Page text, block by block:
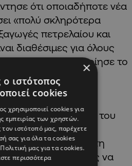
ότι οποιαδήποτε νέα
«πολύ σκληρότερα
πετρελαίου και
διαθέσιμες για όλους
προειδοποίησε το
έντονη
γραμματέας του
δήλωσε «βαθιά
ένταση στη
τις δύο πλευρές να
×
ο ιστότοπος
cookies
χρησιμοποιεί cookies για
εμπειρίας των χρηστών.
ιστότοπό μας, παρέχετε
σας για όλα τα cookies
μας για τα cookies.
περισσότερα